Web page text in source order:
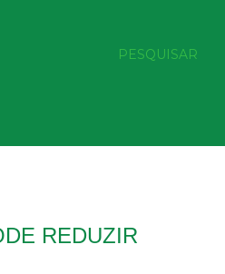
PESQUISAR
REDUZIR